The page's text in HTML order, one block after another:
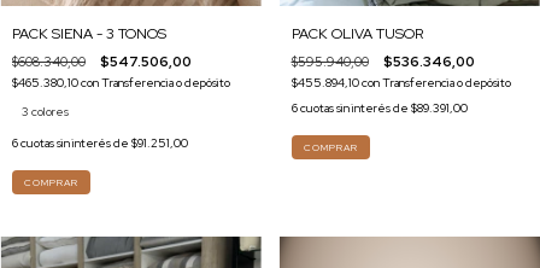
PACK SIENA - 3 TONOS
$608.340,00 $547.506,00
$465.380,10conTransferencia o depósito
3 colores
6cuotas sin interés de $91.251,00
COMPRAR
PACK OLIVA TUSOR
$595.940,00 $536.346,00
$455.894,10conTransferencia o depósito
6cuotas sin interés de $89.391,00
COMPRAR